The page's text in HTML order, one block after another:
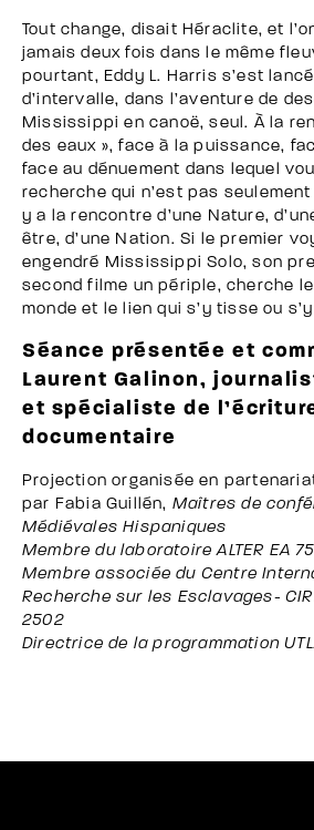
Tout change, disait Héraclite, et
jamais deux fois dans le même
pourtant, Eddy L. Harris s’est
d’intervalle, dans l’aventure de
Mississippi en canoë, seul. À la
des eaux », face à la puissance,
face au dénuement dans lequel
recherche qui n’est pas seulement
y a la rencontre d’une Nature,
être, d’une Nation. Si le premier
engendré Mississippi Solo, son
second filme un périple, cherche
monde et le lien qui s’y tisse ou
Séance présentée et
Laurent Galinon,
et spécialiste de
documentaire
Projection organisée en partenariat
par Fabia Guillén, Maîtres de
Médiévales Hispaniques
Membre du laboratoire ALTER EA
Membre associée du Centre
Recherche sur les Esclavages-
2502
Directrice de la programmation